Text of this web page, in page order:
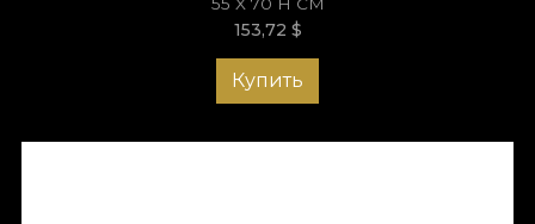
153,72 $
Купить